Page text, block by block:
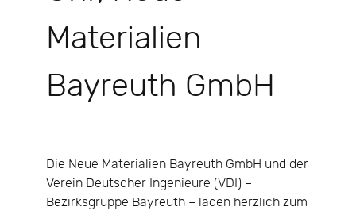
Materialien
Bayreuth GmbH
Die Neue Materialien Bayreuth GmbH und der
Verein Deutscher Ingenieure (VDI) –
Bezirksgruppe Bayreuth – laden herzlich zum